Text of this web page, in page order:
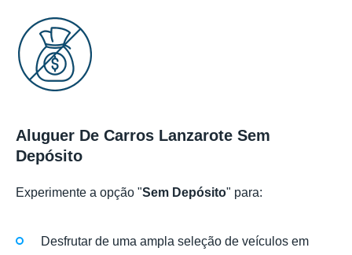
Aluguer De Carros Lanzarote Sem
Depósito
Experimente a opção "Sem Depósito" para:
Desfrutar de uma ampla seleção de veículos em